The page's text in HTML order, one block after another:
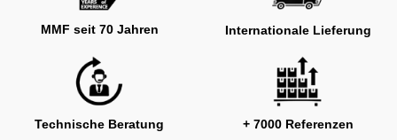
MMF seit 70 Jahren Internationale Lieferung
Technische Beratung + 7000 Referenzen